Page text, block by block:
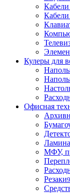
Кулеры для
Офисная
МФУ,
Резаки9